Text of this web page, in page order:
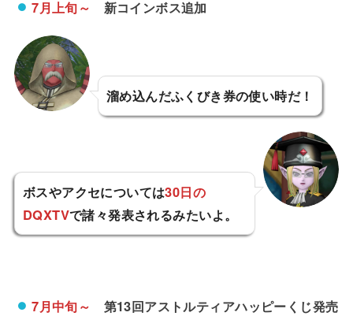
7月上旬～ 新コインボス追加
溜め込んだふくびき券の使い時だ！
ボスやアクセについては30日の
DQXTVで諸々発表されるみたいよ。
7月中旬～ 第13回アストルティアハッピーくじ発売